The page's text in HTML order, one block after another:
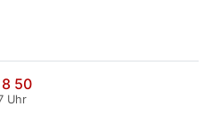
50
Uhr